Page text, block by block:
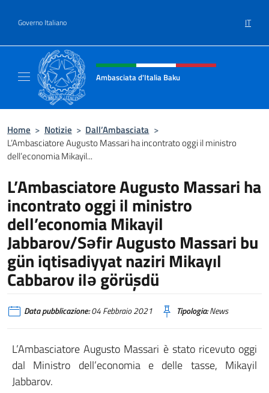
Governo Italiano IT
Intestazione sito, social e menù
Ambasciata d'Italia Baku
Home > Notizie > Dall’Ambasciata >
L’Ambasciatore Augusto Massari ha incontrato oggi il ministro
dell’economia Mikayil...
L’Ambasciatore Augusto Massari ha
incontrato oggi il ministro
dell’economia Mikayil
Jabbarov/Səfir Augusto Massari bu
gün iqtisadiyyat naziri Mikayıl
Cabbarov ilə görüşdü
Data pubblicazione:04 Febbraio 2021 Tipologia:News
L’Ambasciatore Augusto Massari è stato ricevuto oggi
dal Ministro dell’economia e delle tasse, Mikayil
Jabbarov.